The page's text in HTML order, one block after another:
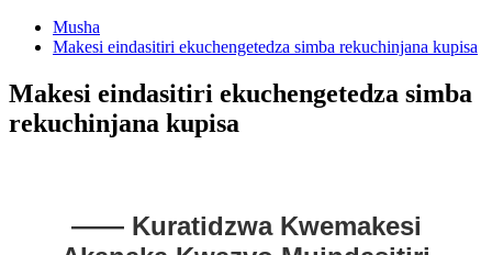
Musha
Makesi eindasitiri ekuchengetedza simba rekuchinjana kupisa
Makesi eindasitiri ekuchengetedza simba
rekuchinjana kupisa
—— Kuratidzwa Kwemakesi